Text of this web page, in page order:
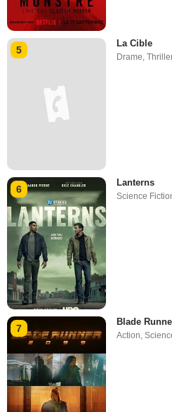
5
La Cible
Drame ,
6
Lanterns
Science
7
Blade
Action,